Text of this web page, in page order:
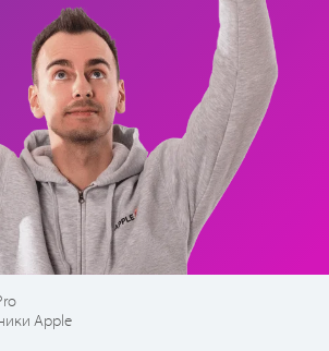
Apple